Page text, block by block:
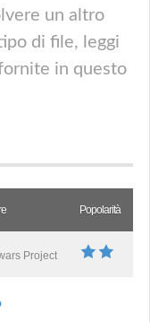
un altro
di file, leggi
in questo
Popolarità
Project